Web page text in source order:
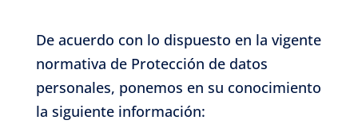
De acuerdo con lo dispuesto en la vigente
normativa de Protección de datos
personales, ponemos en su conocimiento
la siguiente información: